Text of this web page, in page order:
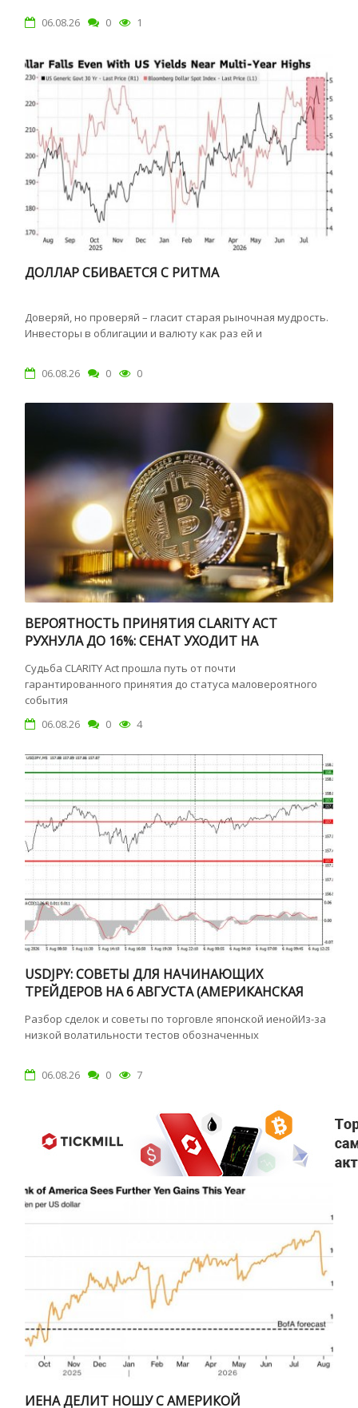
06.08.26 0 1
ДОЛЛАР СБИВАЕТСЯ С РИТМА
Доверяй, но проверяй – гласит старая рыночная мудрость.
Инвесторы в облигации и валюту как раз ей и
06.08.26 0 0
ВЕРОЯТНОСТЬ ПРИНЯТИЯ CLARITY ACT
РУХНУЛА ДО 16%: СЕНАТ УХОДИТ НА
Судьба CLARITY Act прошла путь от почти
гарантированного принятия до статуса маловероятного
события
06.08.26
0 4
USDJPY: СОВЕТЫ ДЛЯ НАЧИНАЮЩИХ
ТРЕЙДЕРОВ НА 6 АВГУСТА (АМЕРИКАНСКАЯ
Разбор сделок и советы по торговле японской иенойИз-за
низкой волатильности тестов обозначенных
06.08.26 0 7
ИЕНА ДЕЛИТ НОШУ С АМЕРИКОЙ